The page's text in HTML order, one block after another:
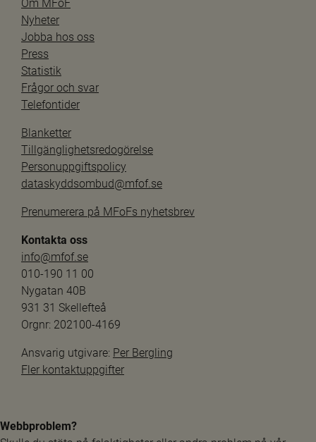
Om MFoF
Nyheter
Jobba hos oss
Press
Statistik
Frågor och svar
Telefontider
Blanketter
Tillgänglighetsredogörelse
Personuppgiftspolicy
dataskyddsombud@mfof.se
Prenumerera på MFoFs nyhetsbrev
Kontakta oss
info@mfof.se
010-190 11 00
Nygatan 40B
931 31 Skellefteå
Orgnr: 202100-4169
Ansvarig utgivare: Per Bergling
Fler kontaktuppgifter
Webbproblem?